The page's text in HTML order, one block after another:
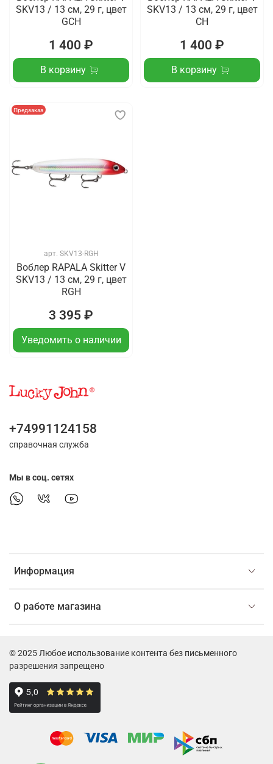
SKV13 / 13 см, 29 г, цвет
GCH
1 400 ₽
В корзину
SKV13 / 13 см, 29 г, цвет
CH
1 400 ₽
В корзину
Предзаказ
арт. SKV13-RGH
Воблер RAPALA Skitter V
SKV13 / 13 см, 29 г, цвет
RGH
3 395 ₽
Уведомить о наличии
Информация
О работе магазина
+74991124158
справочная служба
Мы в соц. сетях
© 2025 Любое использование контента без письменного
разрешения запрещено